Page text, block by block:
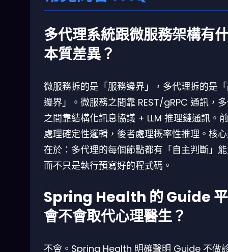
多代理系統跟微服務架構有
本質差異？
微服務拆的是「服務邊界」，多代理拆的是
邊界」。微服務之間靠 REST/gRPC 通訊，
之間靠結構化訊息協議 + LLM 推理鏈通訊。
處理確定性邏輯，後者處理概率性推理。核
在於：多代理的每個節點都有「自主判斷」
而不只是執行預寫好的程式碼。
Spring Health 的 Guide
會不會取代心理醫生？
不會。Spring Health 明確聲明 Guide 不做